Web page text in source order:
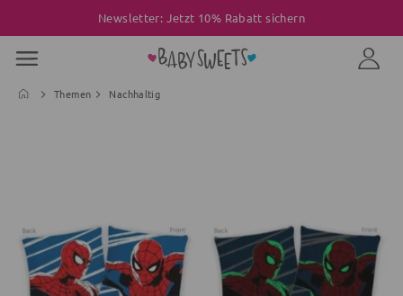
Newsletter: Jetzt 10% Rabatt sichern
Themen Nachhaltig